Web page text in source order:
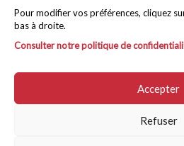
Pour modifier vos préférences, cliquez
bas à droite.
Consulter notre politique de
Accepter
Refuser
Fête Sûre et Responsable
L’association
Partenaires et mécènes
Contact